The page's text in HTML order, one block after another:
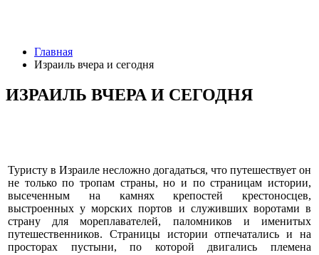
Главная
Израиль вчера и сегодня
ИЗРАИЛЬ ВЧЕРА И СЕГОДНЯ
Туристу в Израиле несложно догадаться, что путешествует он
не только по тропам страны, но и по страницам истории,
высеченным на камнях крепостей крестоносцев,
выстроенных у морских портов и служивших воротами в
страну для мореплавателей, паломников и именитых
путешественников. Страницы истории отпечатались и на
просторах пустыни, по которой двигались племена